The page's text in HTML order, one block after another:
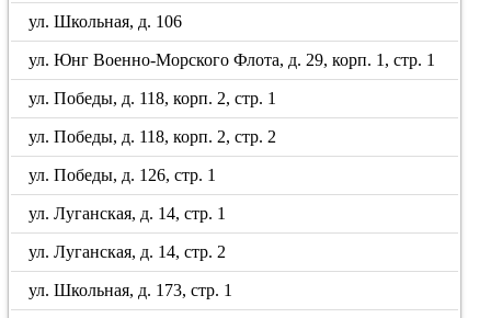
ул. Школьная, д. 106
ул. Юнг Военно-Морского Флота, д. 29, корп. 1, стр. 1
ул. Победы, д. 118, корп. 2, стр. 1
ул. Победы, д. 118, корп. 2, стр. 2
ул. Победы, д. 126, стр. 1
ул. Луганская, д. 14, стр. 1
ул. Луганская, д. 14, стр. 2
ул. Школьная, д. 173, стр. 1